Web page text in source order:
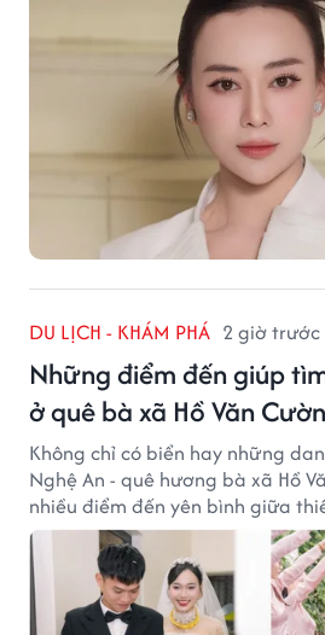
DU LỊCH - KHÁM PHÁ 2 giờ trước
Những điểm đến giúp
ở quê bà xã Hồ Văn
Không chỉ có biển hay những
Nghệ An - quê hương bà xã Hồ
nhiều điểm đến yên bình giữa